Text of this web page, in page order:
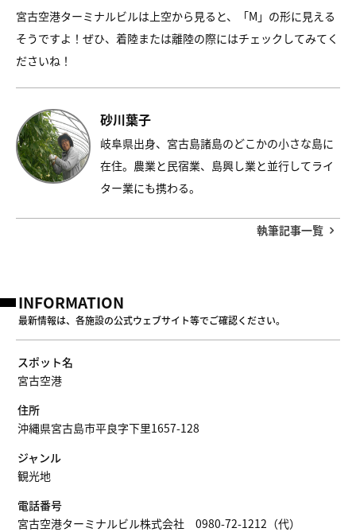
宮古空港ターミナルビルは上空から見ると、「M」の形に見える
そうですよ！ぜひ、着陸または離陸の際にはチェックしてみてく
ださいね！
砂川葉子
岐阜県出身、宮古島諸島のどこかの小さな島に
在住。農業と民宿業、島興し業と並行してライ
ター業にも携わる。
執筆記事一覧
INFORMATION
最新情報は、各施設の公式ウェブサイト等でご確認ください。
スポット名
宮古空港
住所
沖縄県宮古島市平良字下里1657-128
ジャンル
観光地
電話番号
宮古空港ターミナルビル株式会社 0980-72-1212（代）